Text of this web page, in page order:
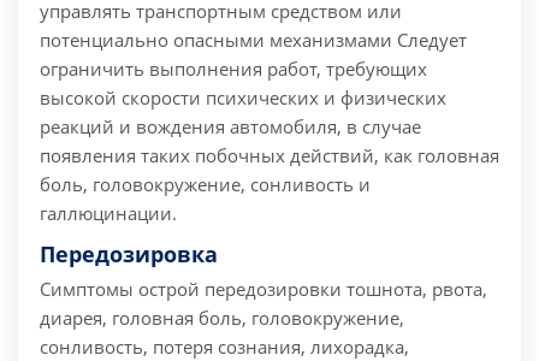
управлять транспортным средством или
потенциально опасными механизмами Следует
ограничить выполнения работ, требующих
высокой скорости психических и физических
реакций и вождения автомобиля, в случае
появления таких побочных действий, как головная
боль, головокружение, сонливость и
галлюцинации.
Передозировка
Симптомы острой передозировки тошнота, рвота,
диарея, головная боль, головокружение,
сонливость, потеря сознания, лихорадка,